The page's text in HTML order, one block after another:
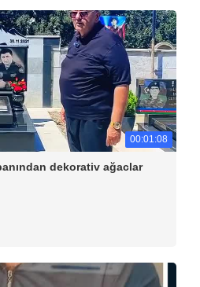
00:01:08
dekorativ ağaclar